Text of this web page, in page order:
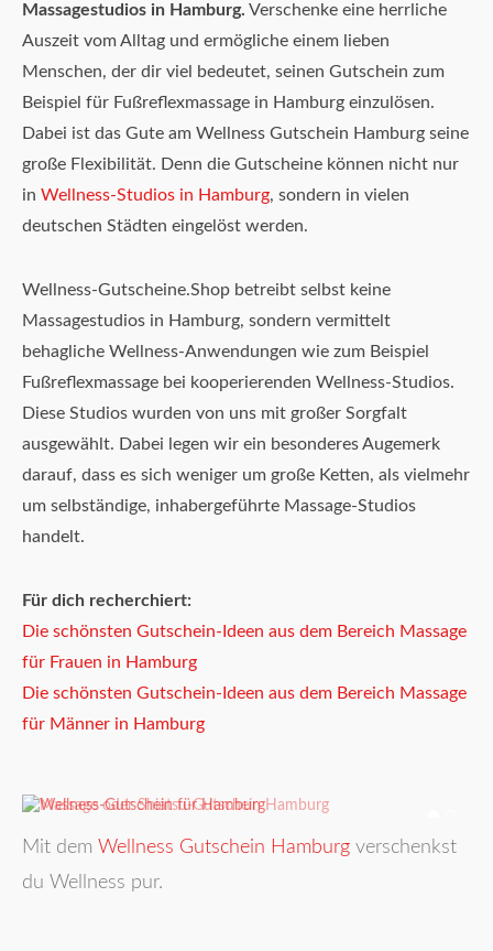
Massagestudios in Hamburg. Verschenke eine herrliche
Auszeit vom Alltag und ermögliche einem lieben
Menschen, der dir viel bedeutet, seinen Gutschein zum
Beispiel für Fußreflexmassage in Hamburg einzulösen.
Dabei ist das Gute am Wellness Gutschein Hamburg seine
große Flexibilität. Denn die Gutscheine können nicht nur
in Wellness-Studios in Hamburg, sondern in vielen
deutschen Städten eingelöst werden.
Wellness-Gutscheine.Shop betreibt selbst keine
Massagestudios in Hamburg, sondern vermittelt
behagliche Wellness-Anwendungen wie zum Beispiel
Fußreflexmassage bei kooperierenden Wellness-Studios.
Diese Studios wurden von uns mit großer Sorgfalt
ausgewählt. Dabei legen wir ein besonderes Augemerk
darauf, dass es sich weniger um große Ketten, als vielmehr
um selbständige, inhabergeführte Massage-Studios
handelt.
Für dich recherchiert:
Die schönsten Gutschein-Ideen aus dem Bereich Massage
für Frauen in Hamburg
Die schönsten Gutschein-Ideen aus dem Bereich Massage
für Männer in Hamburg
Mit dem Wellness Gutschein Hamburg verschenkst
du Wellness pur.